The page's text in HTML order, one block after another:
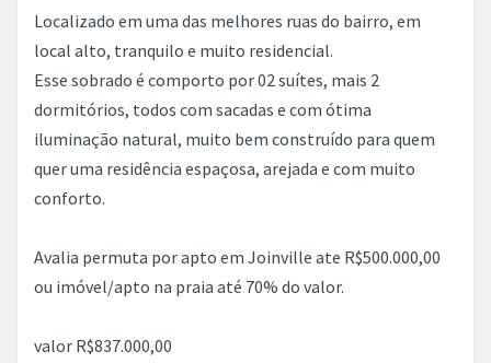
Localizado em uma das melhores ruas do bairro, em
local alto, tranquilo e muito residencial.
Esse sobrado é comporto por 02 suítes, mais 2
dormitórios, todos com sacadas e com ótima
iluminação natural, muito bem construído para quem
quer uma residência espaçosa, arejada e com muito
conforto.
Avalia permuta por apto em Joinville ate R$500.000,00
ou imóvel/apto na praia até 70% do valor.
valor R$837.000,00